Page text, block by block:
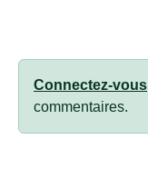
Connectez-vous
commentaires.